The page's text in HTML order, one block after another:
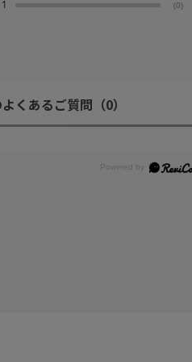
1 (0)
くあるご質問 （0）